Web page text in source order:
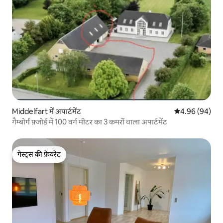
Middelfart में अपार्टमेंट औसत रेटिंग 5 में
4.96 (94)
गैम्बोर्ग फ़्जोर्ड में 100 वर्ग मीटर का 3 कमरों वाला अपार्टमेंट
गेस्ट्स की फ़ेवरेट
गेस्ट्स की फ़ेवरेट